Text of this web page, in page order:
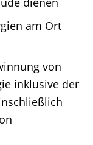
am Ort
von
inklusive der